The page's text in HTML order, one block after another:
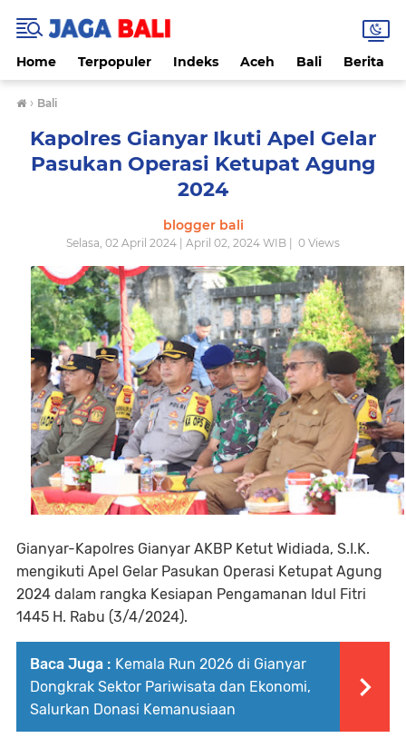
Home Terpopuler Indeks Aceh Bali Berita
› Bali
Kapolres Gianyar Ikuti Apel Gelar
Pasukan Operasi Ketupat Agung
2024
blogger bali
Selasa, 02 April 2024 | April 02, 2024 WIB | 0 Views
Gianyar-Kapolres Gianyar AKBP Ketut Widiada, S.I.K.
mengikuti Apel Gelar Pasukan Operasi Ketupat Agung
2024 dalam rangka Kesiapan Pengamanan Idul Fitri
1445 H. Rabu (3/4/2024).
Baca Juga : Kemala Run 2026 di Gianyar
Dongkrak Sektor Pariwisata dan Ekonomi,
Salurkan Donasi Kemanusiaan